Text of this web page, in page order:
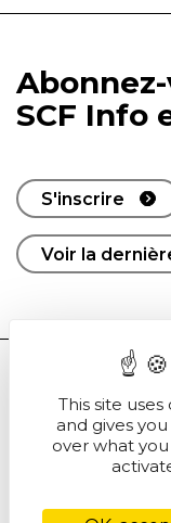
SCF Info
S'inscrire
Voir la
This site uses
and gives
over what